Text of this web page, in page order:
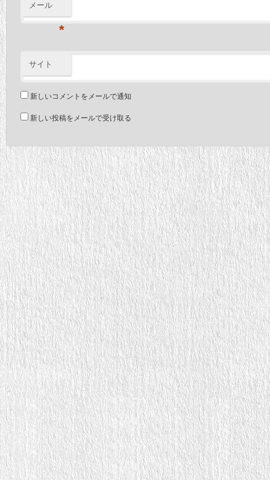
メール
*
サイト
新しいコメントをメールで通知
新しい投稿をメールで受け取る